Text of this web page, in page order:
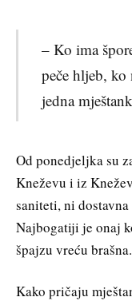
– Ko ima
peče hljeb, ko
jedna
Od ponedjeljka su
Kneževu i iz
saniteti, ni
Najbogatiji je onaj
špajzu vreću brašna.
Kako pričaju